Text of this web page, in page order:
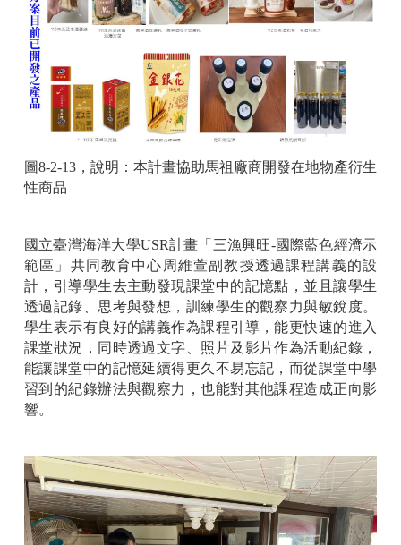
圖8-2-13 ，說明： 本計畫協助馬祖廠商開發在地物產衍生
性商品
國立臺灣海洋大學USR計畫「三漁興旺-國際藍色經濟示
範區」共同教育中心周維萱副教授透過課程講義的設
計，引導學生去主動發現課堂中的記憶點，並且讓學生
透過記錄、思考與發想，訓練學生的觀察力與敏銳度。
學生表示有良好的講義作為課程引導，能更快速的進入
課堂狀況，同時透過文字、照片及影片作為活動紀錄，
能讓課堂中的記憶延續得更久不易忘記，而從課堂中學
習到的紀錄辦法與觀察力，也能對其他課程造成正向影
響。